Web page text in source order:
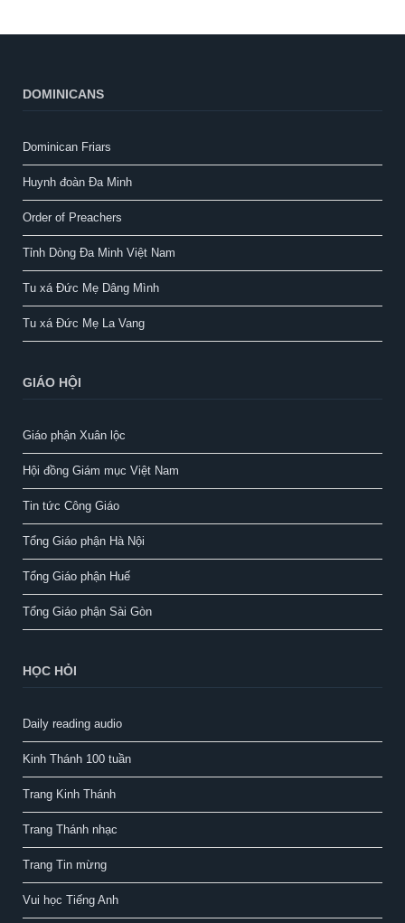
DOMINICANS
Dominican Friars
Huynh đoàn Đa Minh
Order of Preachers
Tỉnh Dòng Đa Minh Việt Nam
Tu xá Đức Mẹ Dâng Mình
Tu xá Đức Mẹ La Vang
GIÁO HỘI
Giáo phận Xuân lộc
Hội đồng Giám mục Việt Nam
Tin tức Công Giáo
Tổng Giáo phận Hà Nội
Tổng Giáo phận Huế
Tổng Giáo phận Sài Gòn
HỌC HỎI
Daily reading audio
Kinh Thánh 100 tuần
Trang Kinh Thánh
Trang Thánh nhạc
Trang Tin mừng
Vui học Tiếng Anh